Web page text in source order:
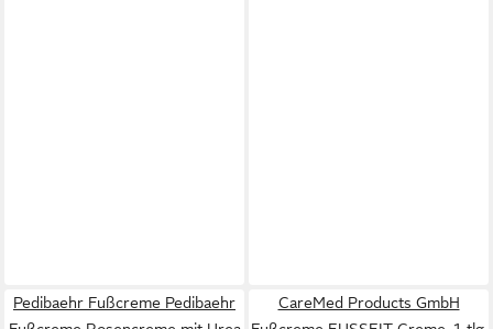
Pedibaehr Fußcreme Pedibaehr
CareMed Products GmbH